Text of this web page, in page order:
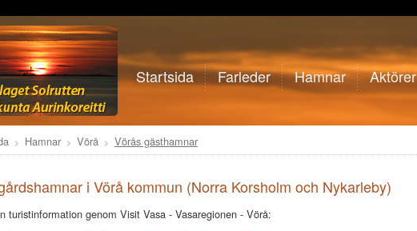
Startsida Farleder Hamnar Aktörer
Hamnar Vörå Vörås gästhamnar
i Vörå kommun (Norra Korsholm och Nykarleby)
turistinformation genom Visit Vasa - Vasaregionen - Vörå: